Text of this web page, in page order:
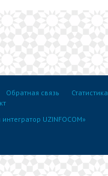
Обратная связь
Статистика
UZINFOCOM»